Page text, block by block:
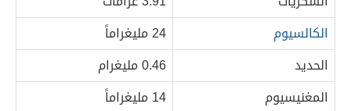
الكالسيوم
24 مليغراماً
الحديد
0.46 مليغرام
المغنيسيوم
14 مليغراماً